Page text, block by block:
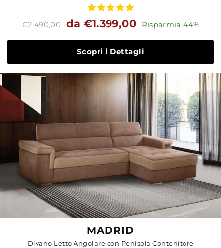
Prezzo
standard
€2.490,00 Prezzo
da €1.399,00 Risparmia 44%
Scopri i Dettagli
MADRID
Divano Letto Angolare con Penisola Contenitore